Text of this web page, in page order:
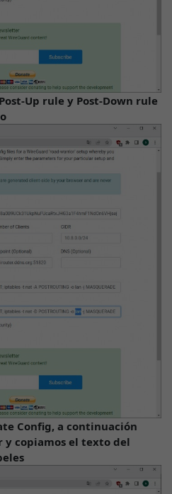
Up rule y Post-Down rule
Config, a continuación
y copiamos el texto del